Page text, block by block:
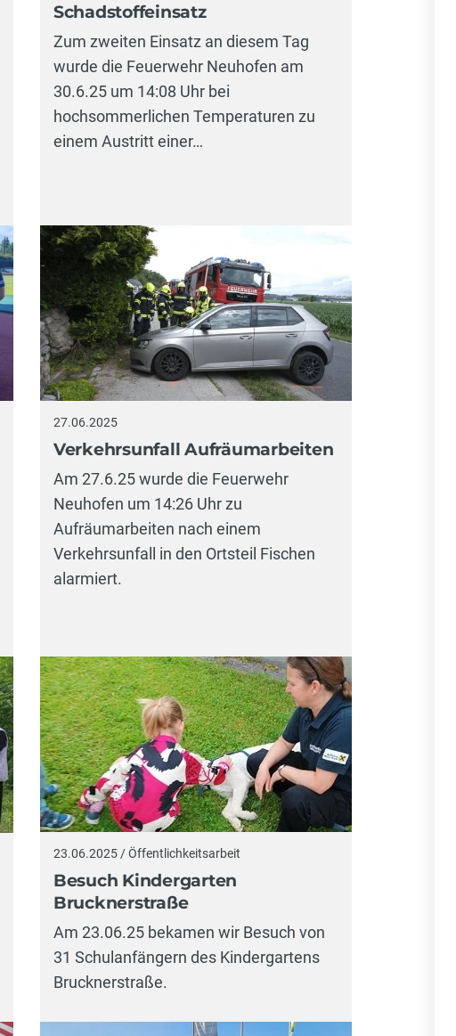
Schadstoffeinsatz
Zum zweiten Einsatz an diesem Tag
wurde die Feuerwehr Neuhofen am
30.6.25 um 14:08 Uhr bei
hochsommerlichen Temperaturen zu
einem Austritt einer…
27.06.2025
Verkehrsunfall Aufräumarbeiten
Am 27.6.25 wurde die Feuerwehr
Neuhofen um 14:26 Uhr zu
Aufräumarbeiten nach einem
Verkehrsunfall in den Ortsteil Fischen
alarmiert.
23.06.2025 / Öffentlichkeitsarbeit
Besuch Kindergarten
Brucknerstraße
Am 23.06.25 bekamen wir Besuch von
31 Schulanfängern des Kindergartens
Brucknerstraße.